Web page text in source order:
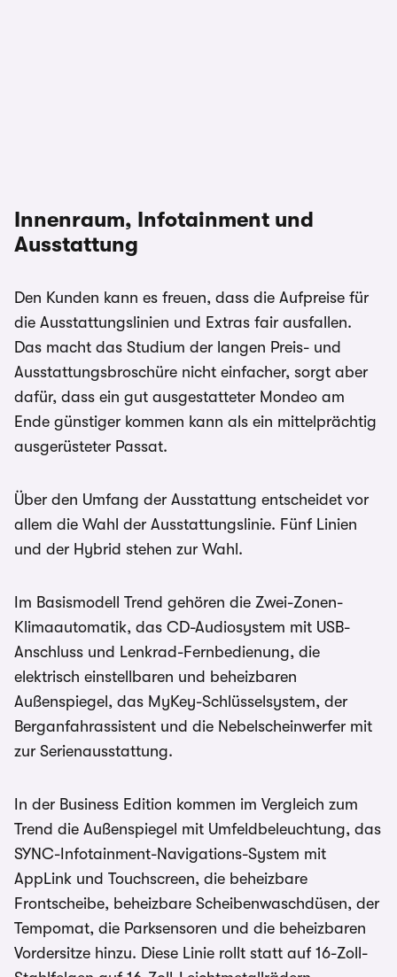
Innenraum, Infotainment und
Ausstattung
Den Kunden kann es freuen, dass die Aufpreise für
die Ausstattungslinien und Extras fair ausfallen.
Das macht das Studium der langen Preis- und
Ausstattungsbroschüre nicht einfacher, sorgt aber
dafür, dass ein gut ausgestatteter Mondeo am
Ende günstiger kommen kann als ein mittelprächtig
ausgerüsteter Passat.
Über den Umfang der Ausstattung entscheidet vor
allem die Wahl der Ausstattungslinie. Fünf Linien
und der Hybrid stehen zur Wahl.
Im Basismodell Trend gehören die Zwei-Zonen-
Klimaautomatik, das CD-Audiosystem mit USB-
Anschluss und Lenkrad-Fernbedienung, die
elektrisch einstellbaren und beheizbaren
Außenspiegel, das MyKey-Schlüsselsystem, der
Berganfahrassistent und die Nebelscheinwerfer mit
zur Serienausstattung.
In der Business Edition kommen im Vergleich zum
Trend die Außenspiegel mit Umfeldbeleuchtung, das
SYNC-Infotainment-Navigations-System mit
AppLink und Touchscreen, die beheizbare
Frontscheibe, beheizbare Scheibenwaschdüsen, der
Tempomat, die Parksensoren und die beheizbaren
Vordersitze hinzu. Diese Linie rollt statt auf 16-Zoll-